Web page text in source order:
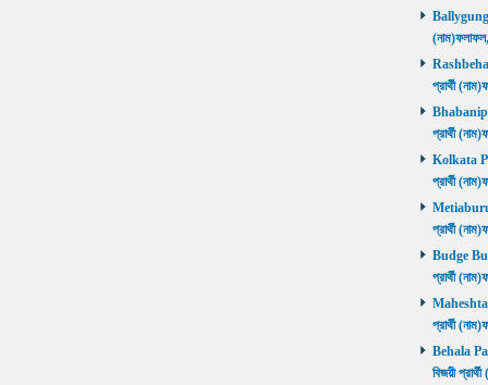
Ballygunge
প্রার্থী
প্রার্থী
Kolkata
প্রার্থী
Metiaburuz
প্রার্থী
Budge
প্রার্থী
প্রার্থী
Behala
বিজয়ী